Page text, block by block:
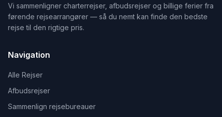
Vi sammenligner charterrejser, afbudsrejser og billige ferier fra
førende rejsearrangører — så du nemt kan finde den bedste
rejse til den rigtige pris.
Navigation
Alle Rejser
Afbudsrejser
Sammenlign rejsebureauer